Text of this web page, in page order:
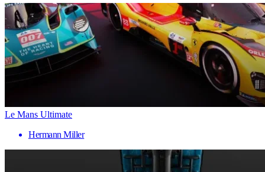
Le Mans Ultimate
Hermann Miller